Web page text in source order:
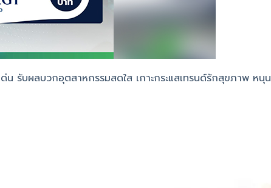
ด่น รับผลบวกอุตสาหกรรมสดใส เกาะกระแสเทรนด์รักสุขภาพ หนุน